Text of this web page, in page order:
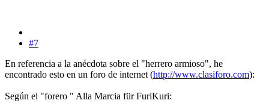
#7
En referencia a la anécdota sobre el "herrero armioso", he
encontrado esto en un foro de internet (http://www.clasiforo.com):
Según el "forero " Alla Marcia für FuriKuri: